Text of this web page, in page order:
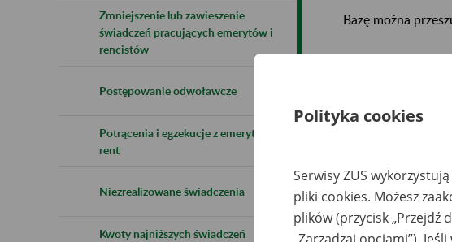
Zmniejszenie lub zawieszenie
świadczeń pracujących emerytów i
rencistów
Postępowanie odwoławcze
Potrącenia i egzekucje z emerytur i
rent
Niezrealizowane świadczenia
Kwoty najniższych świadczeń
Bazę można
Uwagi można
Ukryj
Polityka cookies
Serwisy ZUS
pliki cookies. Możesz
plików (przycisk „Przejdź
„Zarządzaj opcjami”).